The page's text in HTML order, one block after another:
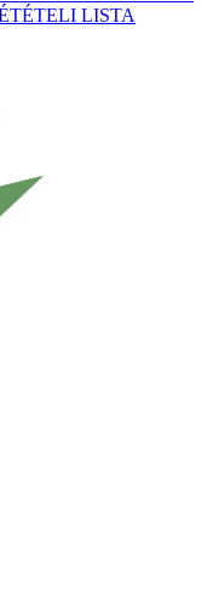
LISTA